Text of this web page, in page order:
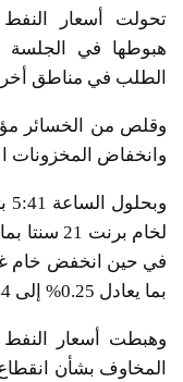
تحولت أسعار
هبوطها في الجلسة
الطلب في مناطق
وقلص من الخسائر
وانخفاض المخزونات
بما يعادل 0.25% إلى 69.44 دولار للبرميل.
المخاوف بشأن